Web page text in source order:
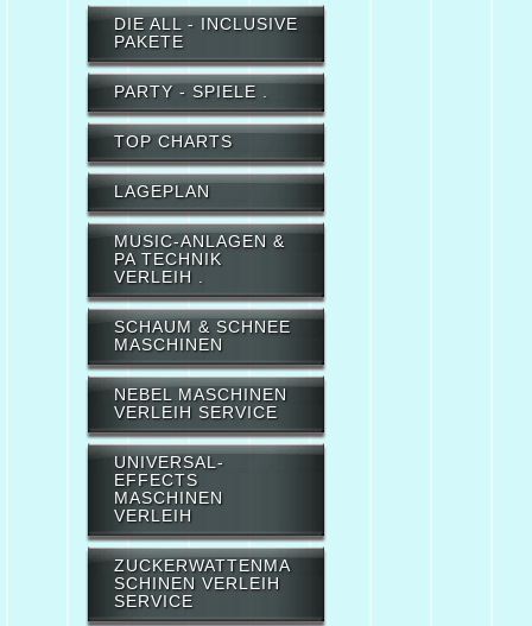
DIE ALL - INCLUSIVE
PAKETE
PARTY - SPIELE .
TOP CHARTS
LAGEPLAN
MUSIC-ANLAGEN &
PA TECHNIK
VERLEIH .
SCHAUM & SCHNEE
MASCHINEN
NEBEL MASCHINEN
VERLEIH SERVICE
UNIVERSAL-
EFFECTS
MASCHINEN
VERLEIH
ZUCKERWATTENMA
SCHINEN VERLEIH
SERVICE